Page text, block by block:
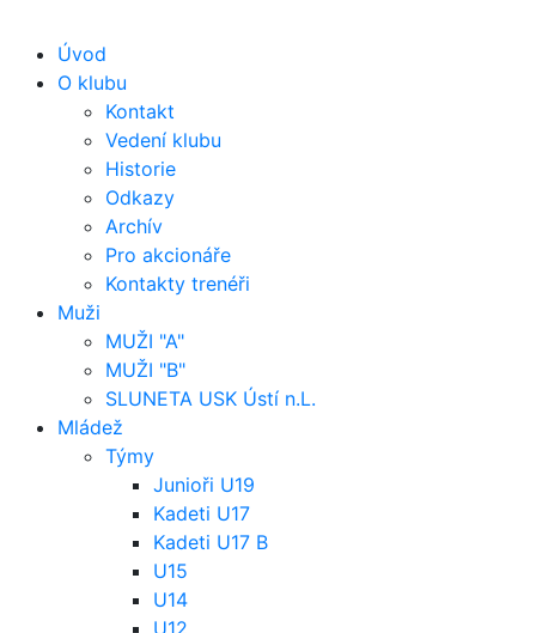
Úvod
O klubu
Kontakt
Vedení klubu
Historie
Odkazy
Archív
Pro akcionáře
Kontakty trenéři
Muži
MUŽI "A"
MUŽI "B"
SLUNETA USK Ústí n.L.
Mládež
Týmy
Junioři U19
Kadeti U17
Kadeti U17 B
U15
U14